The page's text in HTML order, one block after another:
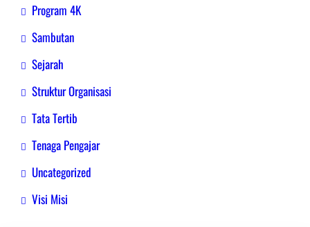
Program 4K
Sambutan
Sejarah
Struktur Organisasi
Tata Tertib
Tenaga Pengajar
Uncategorized
Visi Misi